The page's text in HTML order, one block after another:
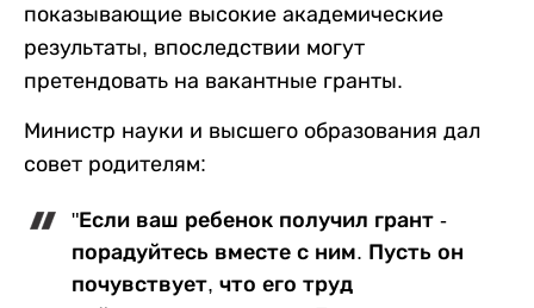
показывающие высокие академические
результаты, впоследствии могут
претендовать на вакантные гранты.
Министр науки и высшего образования дал
совет родителям:
"Если ваш ребенок получил грант -
порадуйтесь вместе с ним. Пусть он
почувствует, что его труд